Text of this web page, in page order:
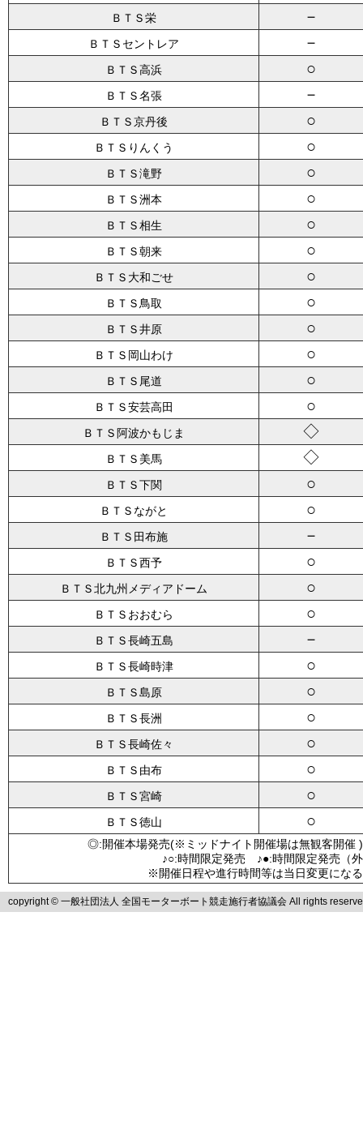
ＢＴＳ栄 －
ＢＴＳセントレア －
ＢＴＳ高浜 ○
ＢＴＳ名張 －
ＢＴＳ京丹後 ○
ＢＴＳりんくう ○
ＢＴＳ滝野 ○
ＢＴＳ洲本 ○
ＢＴＳ相生 ○
ＢＴＳ朝来 ○
ＢＴＳ大和ごせ ○
ＢＴＳ鳥取 ○
ＢＴＳ井原 ○
ＢＴＳ岡山わけ ○
ＢＴＳ尾道 ○
ＢＴＳ安芸高田 ○
ＢＴＳ阿波かもじま ◇
ＢＴＳ美馬 ◇
ＢＴＳ下関 ○
ＢＴＳながと ○
ＢＴＳ田布施 －
ＢＴＳ西予 ○
ＢＴＳ北九州メディアドーム ○
ＢＴＳおおむら ○
ＢＴＳ長崎五島 －
ＢＴＳ長崎時津 ○
ＢＴＳ島原 ○
ＢＴＳ長洲 ○
ＢＴＳ長崎佐々 ○
ＢＴＳ由布 ○
ＢＴＳ宮崎 ○
ＢＴＳ徳山 ○
◎:開催本場発売(※ミッドナイト開催場は無観客
♪○:時間限定発売 ♪●:時間限定発売
※開催日程や進行時間等は当日変更にな
copyright © 一般社団法人 全国モーターボート競走施行者協議会 All rights